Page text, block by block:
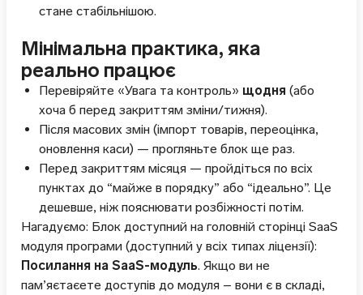
стане стабільнішою.
Мінімальна практика, яка
реально працює
Перевіряйте «Увага та контроль» щодня (або
хоча б перед закриттям зміни/тижня).
Після масових змін (імпорт товарів, переоцінка,
оновлення каси) — прогляньте блок ще раз.
Перед закриттям місяця — пройдіться по всіх
пунктах до “майже в порядку” або “ідеально”. Це
дешевше, ніж пояснювати розбіжності потім.
Нагадуємо: Блок доступний на головній сторінці SaaS
модуля програми (доступний у всіх типах ліцензії):
Посилання на SaaS-модуль. Якщо ви не
пам’яєтаєете доступів до модуля – вони є в складі,